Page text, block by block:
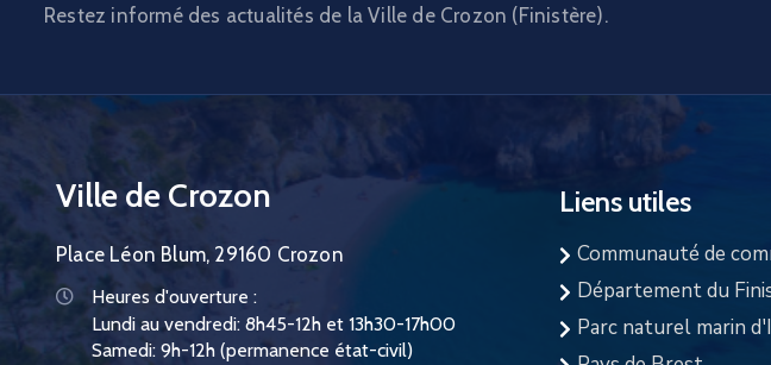
Restez informé des actualités de la Ville de Crozon (Finistère).
Ville de Crozon
Place Léon Blum, 29160 Crozon
Heures d'ouverture :
Lundi au vendredi: 8h45-12h et 13h30-17h00
Samedi: 9h-12h (permanence état-civil)
Liens utiles
Communauté de
Département du
Parc naturel marin